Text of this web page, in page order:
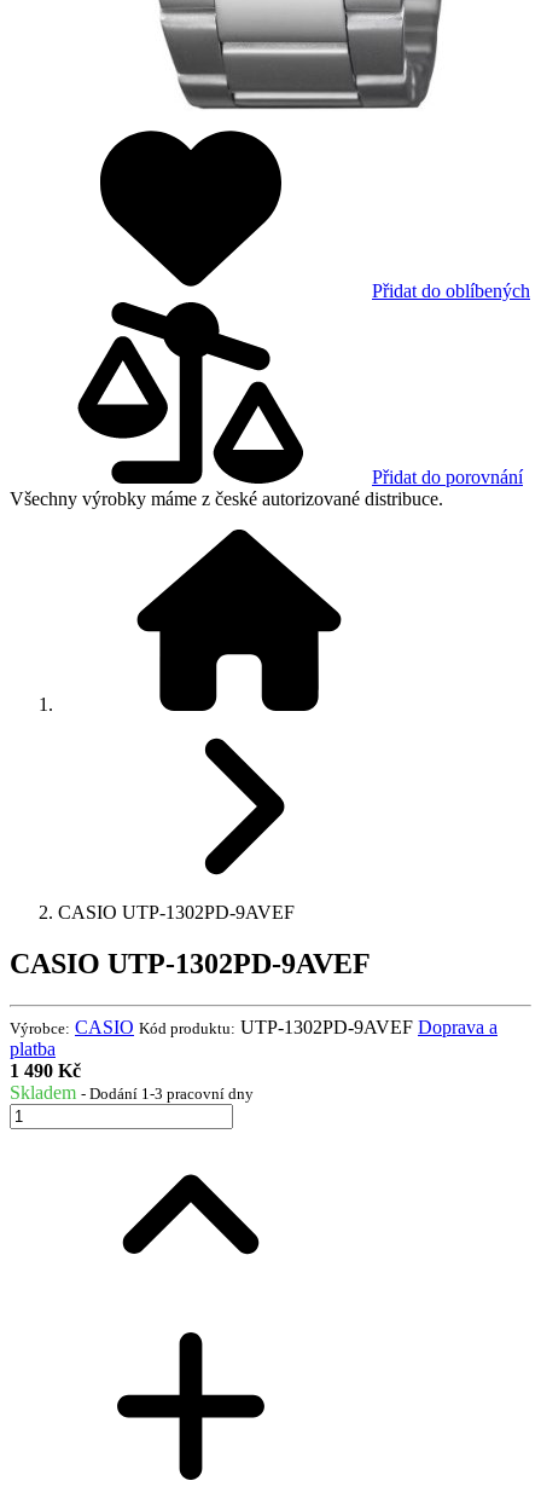
Přidat do oblíbených
Přidat do porovnání
Všechny výrobky máme z české autorizované distribuce.
CASIO UTP-1302PD-9AVEF
CASIO UTP-1302PD-9AVEF
Výrobce: CASIO Kód produktu: UTP-1302PD-9AVEF Doprava a
platba
1 490 Kč
Skladem - Dodání 1-3 pracovní dny